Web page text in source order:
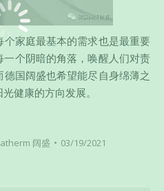
家庭最基本的需求也是最重要
个阴暗的角落，唤醒人们对责
国阔盛也希望能尽自身绵薄之
健康的方向发展。
阔盛 03/19/2021